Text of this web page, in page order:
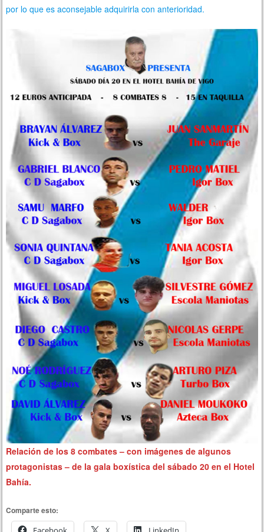
por lo que es aconsejable adquirirla con anterioridad.
Relación de los 8 combates – con imágenes de algunos
protagonistas – de la gala boxística del sábado 20 en el Hotel
Bahía.
Comparte esto: